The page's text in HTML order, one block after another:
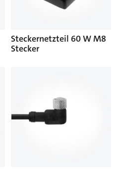
Steckernetzteil 60 W M8
Stecker